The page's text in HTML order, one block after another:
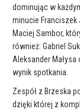
dominując w
minucie Franciszek
Maciej Sambor,
również: Gabriel
Aleksander
wynik spotkania.
Zespół z Brzeska
dzięki której z